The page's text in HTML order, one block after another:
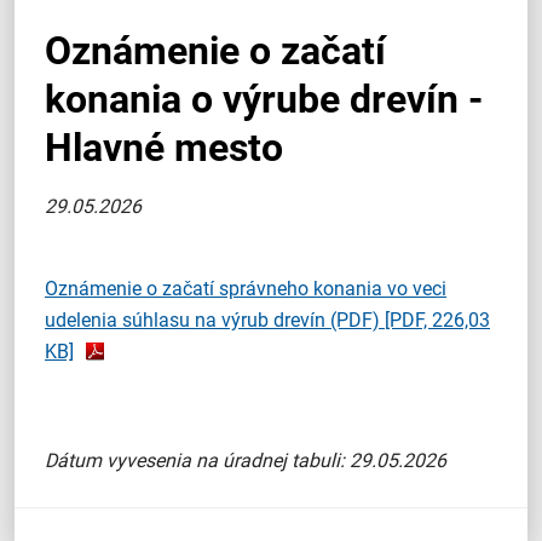
Oznámenie o začatí
konania o výrube drevín -
Hlavné mesto
29.05.2026
Oznámenie o začatí správneho konania vo veci
udelenia súhlasu na výrub drevín (PDF) [PDF, 226,03
KB]
Dátum vyvesenia na úradnej tabuli: 29.05.2026